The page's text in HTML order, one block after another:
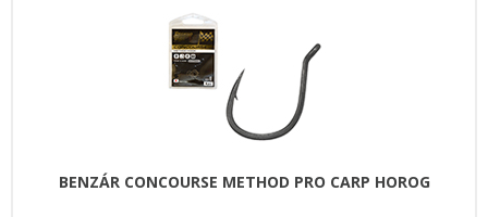
BENZÁR CONCOURSE METHOD PRO CARP HOROG